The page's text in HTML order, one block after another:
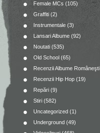
Female MCs (105)
Graffiti (2)
Instrumentale (3)
Lansari Albume (92)
Noutati (535)
Old School (65)
Recenzii Albume Româneşti
Recenzii Hip Hop (19)
Repări (9)
Stiri (582)
Uncategorized (1)
Underground (49)